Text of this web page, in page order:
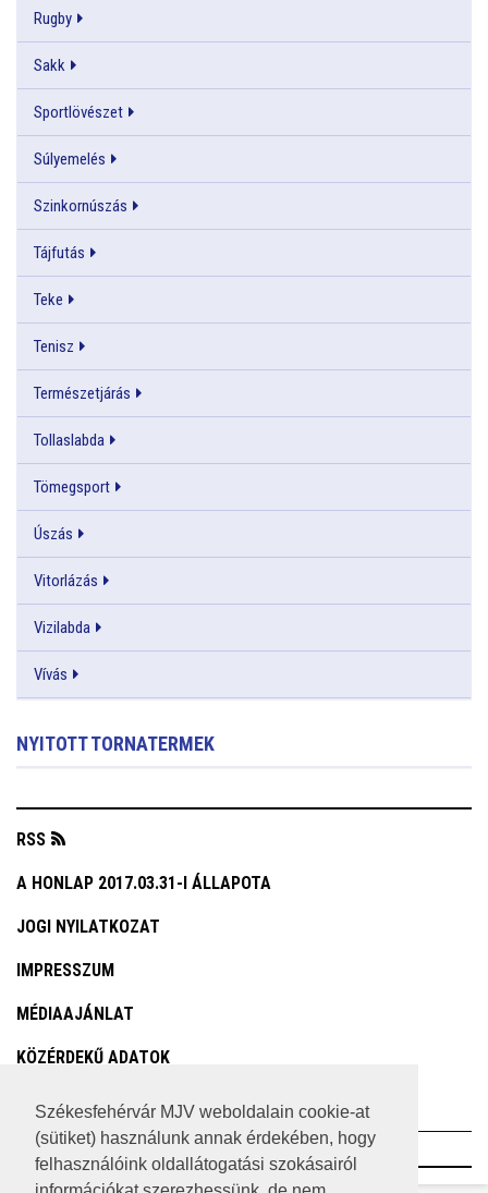
Székesfehérvár MJV weboldalain cookie-at
(sütiket) használunk annak érdekében, hogy
felhasználóink oldallátogatási szokásairól
Rugby
Sakk
Sportlövészet
Súlyemelés
Szinkornúszás
Tájfutás
Teke
Tenisz
Természetjárás
Tollaslabda
Tömegsport
Úszás
Vitorlázás
Vizilabda
Vívás
NYITOTT TORNATERMEK
RSS
A HONLAP 2017.03.31-I ÁLLAPOTA
JOGI NYILATKOZAT
IMPRESSZUM
MÉDIAAJÁNLAT
KÖZÉRDEKŰ ADATOK
ADATVÉDELEM
©2023 SZÉKESFEHÉRVÁR MEGYEI JOGÚ VÁROS